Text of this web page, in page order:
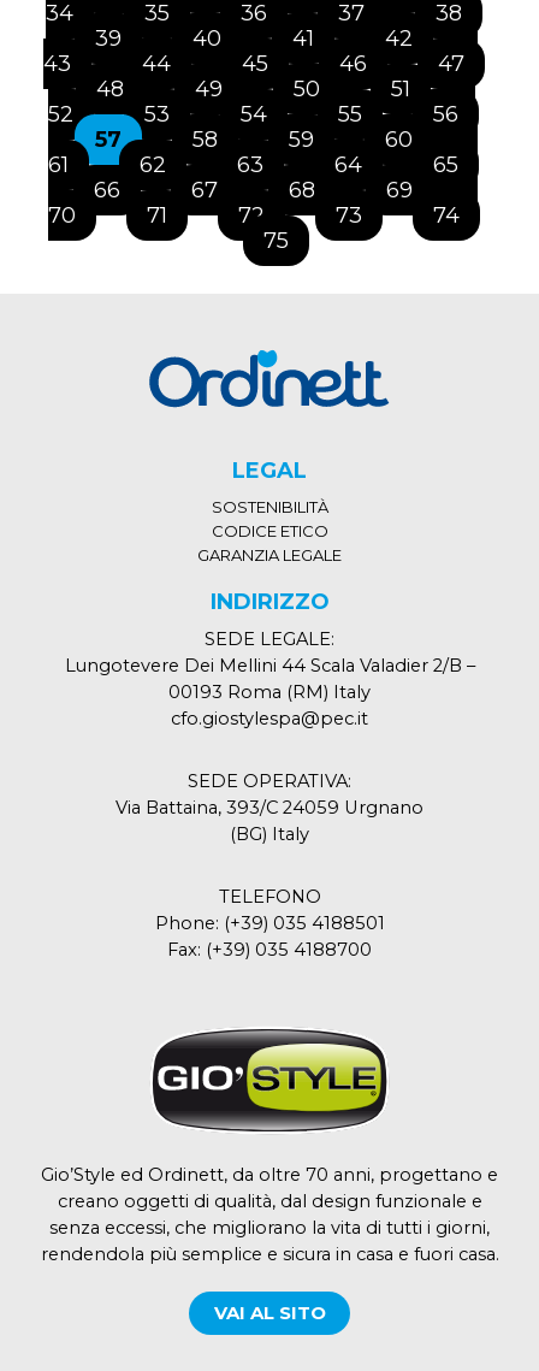
34
35 36 37
38
39
40 41
42
43
44 45 46
47
48
49 50
51
52
53 54 55
56
57
58 59
60
61
62 63 64
65
66
67 68
69
70
71 72 73
74
75
LEGAL
SOSTENIBILITÀ
CODICE ETICO
GARANZIA LEGALE
INDIRIZZO
SEDE LEGALE:
Lungotevere Dei Mellini 44 Scala Valadier 2/B –
00193 Roma (RM) Italy
cfo.giostylespa@pec.it
SEDE OPERATIVA:
Via Battaina, 393/C 24059 Urgnano
(BG) Italy
TELEFONO
Phone: (+39) 035 4188501
Fax: (+39) 035 4188700
Gio’Style ed Ordinett, da oltre 70 anni, progettano e
creano oggetti di qualità, dal design funzionale e
senza eccessi, che migliorano la vita di tutti i giorni,
rendendola più semplice e sicura in casa e fuori casa.
VAI AL SITO